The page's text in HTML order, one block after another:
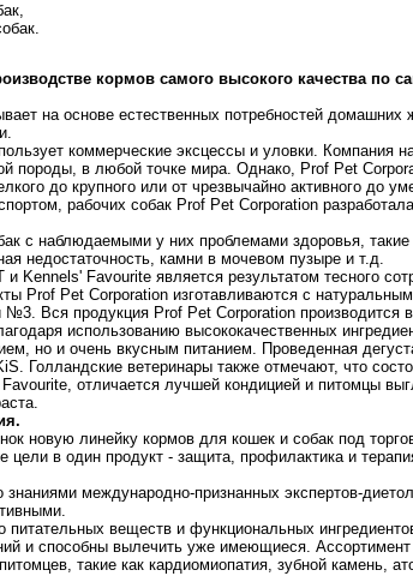
кормов самого высокого качества по
на основе естественных потребностей
коммерческие эксцессы и уловки. Компания
породы, в любой точке мира. Однако, Prof Pet
до крупного или от чрезвычайно активного до
рабочих собак Prof Pet Corporation
с наблюдаемыми у них проблемами здоровья,
недостаточность, камни в мочевом пузыре и т.д.
Kennels' Favourite является результатом тесного
Prof Pet Corporation изготавливаются с
Вся продукция Prof Pet Corporation производится
использованию высококачественных
но и очень вкусным питанием. Проведенная
Голландские ветеринары также отмечают, что
отличается лучшей кондицией и питомцы
новую линейку кормов для кошек и собак под
цели в один продукт - защита, профилактика и
международно-признанных экспертов-
питательных веществ и функциональных
и способны вылечить уже имеющиеся.
такие как кардиомиопатия, зубной камень,